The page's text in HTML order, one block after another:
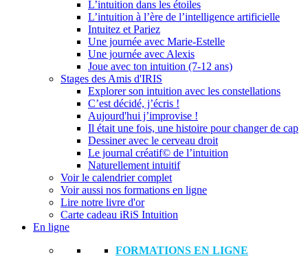
L’intuition dans les étoiles
L’intuition à l’ère de l’intelligence artificielle
Intuitez et Pariez
Une journée avec Marie-Estelle
Une journée avec Alexis
Joue avec ton intuition (7-12 ans)
Stages des Amis d'IRIS
Explorer son intuition avec les constellations
C’est décidé, j’écris !
Aujourd'hui j’improvise !
Il était une fois, une histoire pour changer de cap
Dessiner avec le cerveau droit
Le journal créatif© de l’intuition
Naturellement intuitif
Voir le calendrier complet
Voir aussi nos formations en ligne
Lire notre livre d'or
Carte cadeau iRiS Intuition
En ligne
FORMATIONS EN LIGNE